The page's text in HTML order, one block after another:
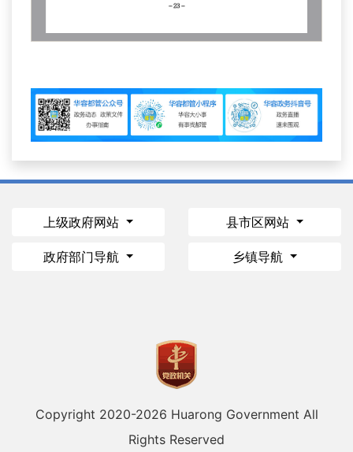
上级政府网站 县市区网站
政府部门导航 乡镇导航
Copyright 2020-2026 Huarong Government All
Rights Reserved